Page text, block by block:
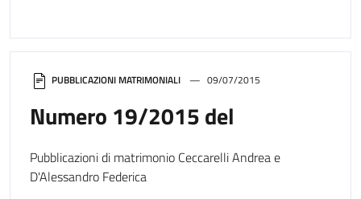
PUBBLICAZIONI MATRIMONIALI 09/07/2015
Numero 19/2015 del
Pubblicazioni di matrimonio Ceccarelli Andrea e
D'Alessandro Federica